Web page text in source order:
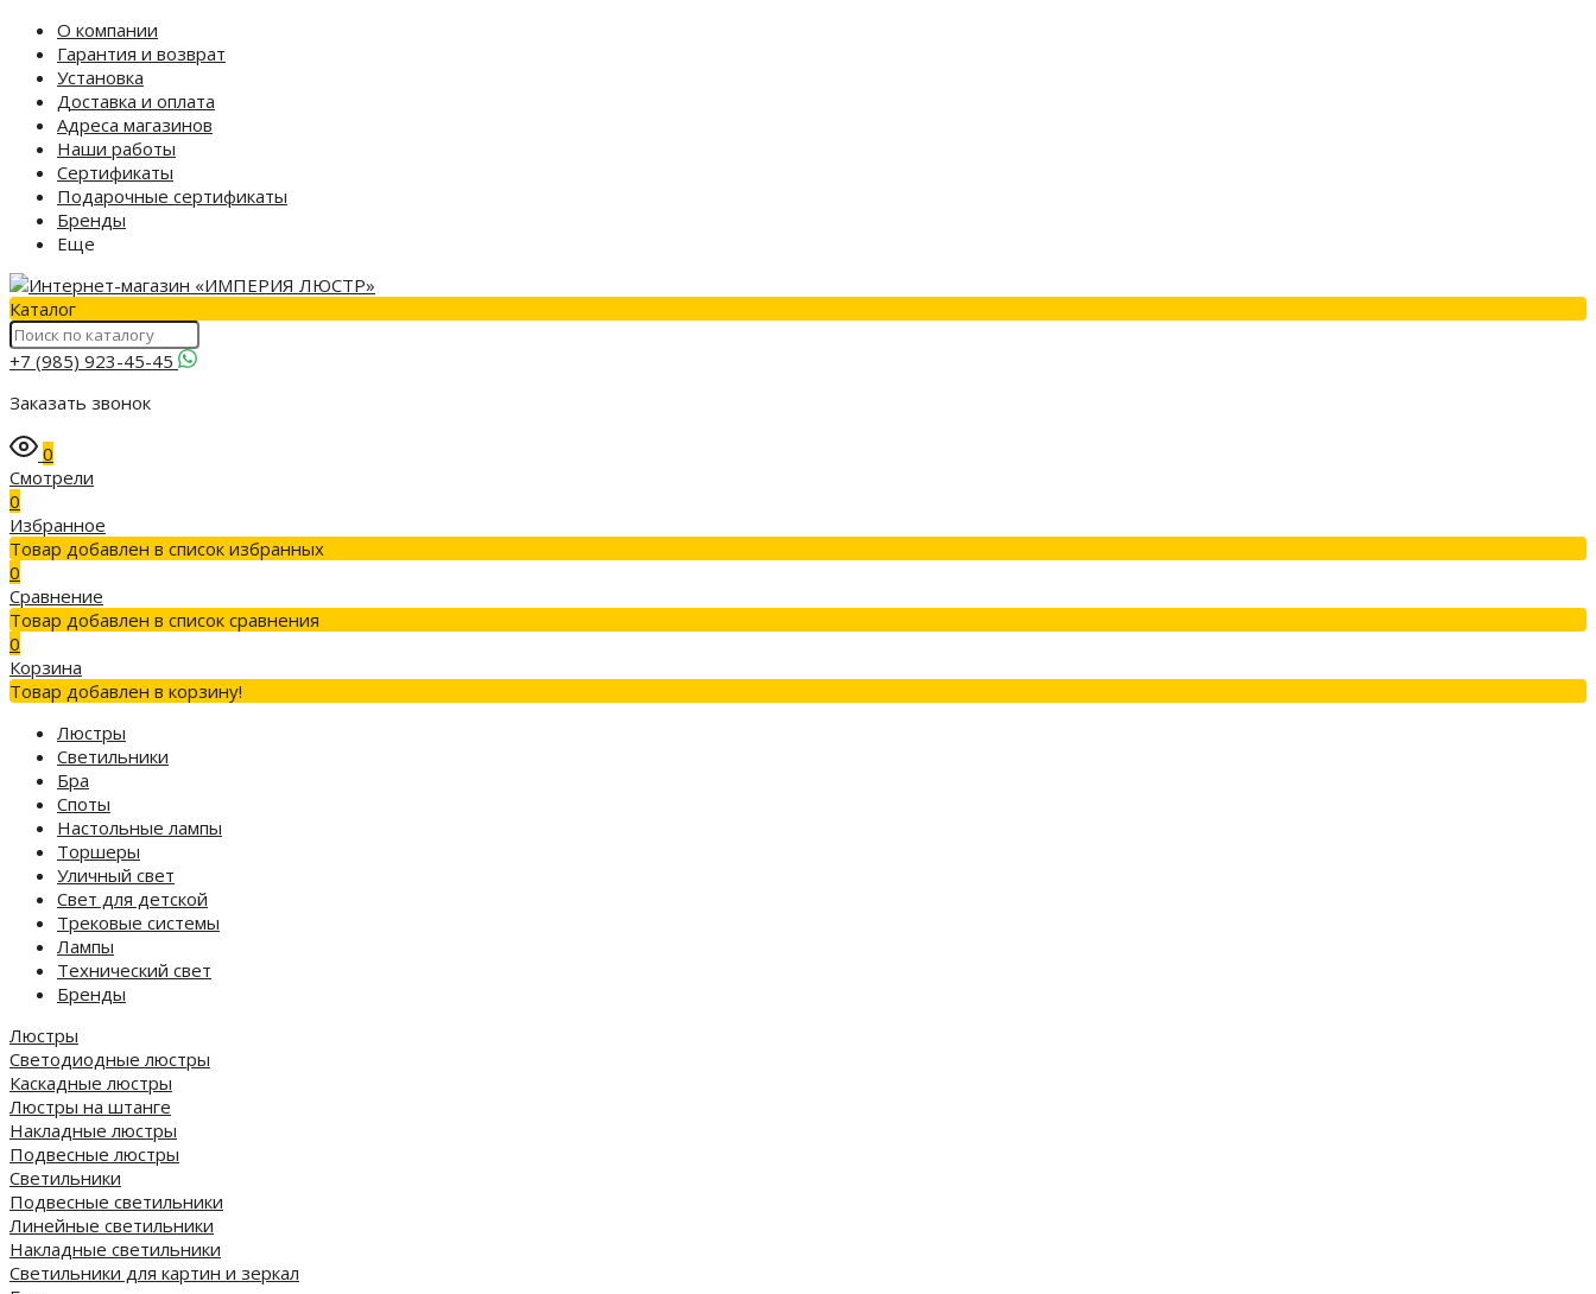
О компании
Гарантия и возврат
Установка
Доставка и оплата
Адреса магазинов
Наши работы
Сертификаты
Подарочные сертификаты
Бренды
Еще
Каталог
+7 (985) 923-45-45
Заказать звонок
0
Смотрели
0
Избранное
Товар добавлен в список избранных
0
Сравнение
Товар добавлен в список сравнения
0
Корзина
Товар добавлен в корзину!
Люстры
Светильники
Бра
Споты
Настольные лампы
Торшеры
Уличный свет
Свет для детской
Трековые системы
Лампы
Технический свет
Бренды
Люстры
Светодиодные люстры
Каскадные люстры
Люстры на штанге
Накладные люстры
Подвесные люстры
Светильники
Подвесные светильники
Линейные светильники
Накладные светильники
Светильники для картин и зеркал